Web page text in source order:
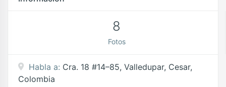
8
Fotos
Habla a: Cra. 18 #14–85, Valledupar, Cesar,
Colombia